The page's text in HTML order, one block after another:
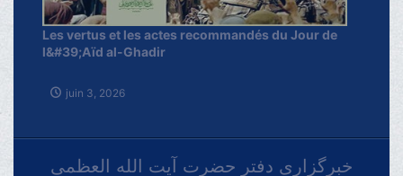
Les vertus et les actes recommandés du Jour de
l&#39;Aïd al-Ghadir
juin 3, 2026
خبرگزاری دفتر حضرت آیت الله العظمی